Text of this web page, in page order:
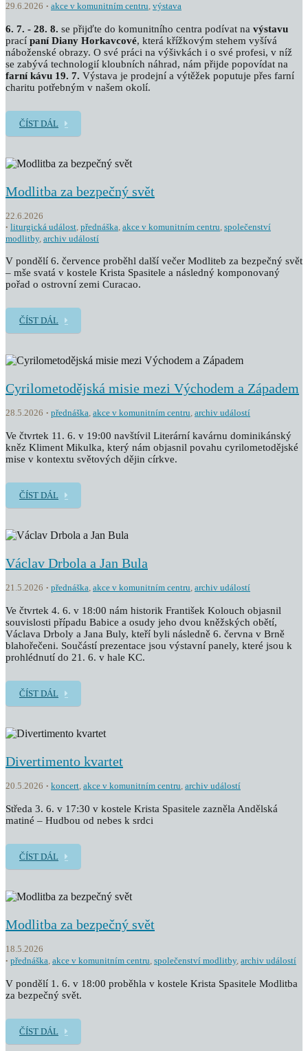
29.6.2026 akce v komunitním centru, výstava
6. 7. - 28. 8. se přijďte do komunitního centra podívat na výstavu
prací paní Diany Horkavcové, která křížkovým stehem vyšívá
náboženské obrazy. O své práci na výšivkách i o své profesi, v níž
se zabývá technologií kloubních náhrad, nám přijde popovídat na
farní kávu 19. 7. Výstava je prodejní a výtěžek poputuje přes farní
charitu potřebným v našem okolí.
ČÍST DÁL
Modlitba za bezpečný svět
22.6.2026
liturgická událost, přednáška, akce v komunitním centru, společenství
modlitby, archiv událostí
V pondělí 6. července proběhl další večer Modliteb za bezpečný svět
– mše svatá v kostele Krista Spasitele a následný komponovaný
pořad o ostrovní zemi Curacao.
ČÍST DÁL
Cyrilometodějská misie mezi Východem a Západem
28.5.2026 přednáška, akce v komunitním centru, archiv událostí
Ve čtvrtek 11. 6. v 19:00 navštívil Literární kavárnu dominikánský
kněz Kliment Mikulka, který nám objasnil povahu cyrilometodějské
mise v kontextu světových dějin církve.
ČÍST DÁL
Václav Drbola a Jan Bula
21.5.2026 přednáška, akce v komunitním centru, archiv událostí
Ve čtvrtek 4. 6. v 18:00 nám historik František Kolouch objasnil
souvislosti případu Babice a osudy jeho dvou kněžských obětí,
Václava Drboly a Jana Buly, kteří byli následně 6. června v Brně
blahořečeni. Součástí prezentace jsou výstavní panely, které jsou k
prohlédnutí do 21. 6. v hale KC.
ČÍST DÁL
Divertimento kvartet
20.5.2026 koncert, akce v komunitním centru, archiv událostí
Středa 3. 6. v 17:30 v kostele Krista Spasitele zazněla Andělská
matiné – Hudbou od nebes k srdci
ČÍST DÁL
Modlitba za bezpečný svět
18.5.2026
přednáška, akce v komunitním centru, společenství modlitby, archiv událostí
V pondělí 1. 6. v 18:00 proběhla v kostele Krista Spasitele Modlitba
za bezpečný svět.
ČÍST DÁL